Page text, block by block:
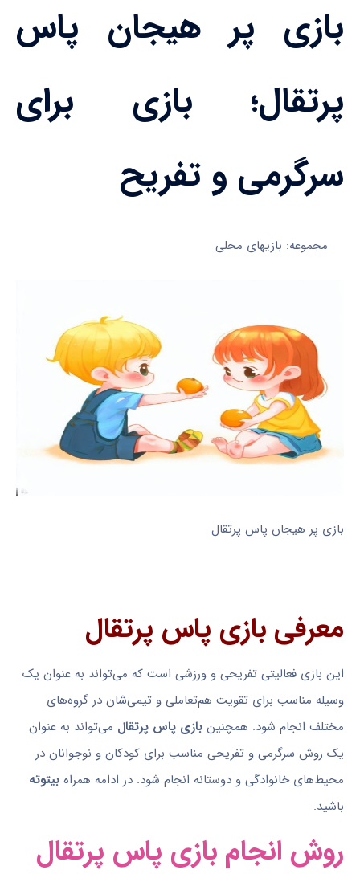
بازی پر هیجان پاس
پرتقال؛ بازی برای
سرگرمی و تفریح
مجموعه: بازیهای محلی
بازی پر هیجان پاس پرتقال
معرفی بازی پاس پرتقال
این بازی فعالیتی تفریحی و ورزشی است که می‌تواند به عنوان یک
وسیله مناسب برای تقویت هم‌تعاملی و تیمی‌شان در گروه‌های
مختلف انجام شود. همچنین بازی پاس پرتقال می‌تواند به عنوان
یک روش سرگرمی و تفریحی مناسب برای کودکان و نوجوانان در
محیط‌های خانوادگی و دوستانه انجام شود. در ادامه همراه بیتوته
باشید.
روش انجام بازی پاس پرتقال